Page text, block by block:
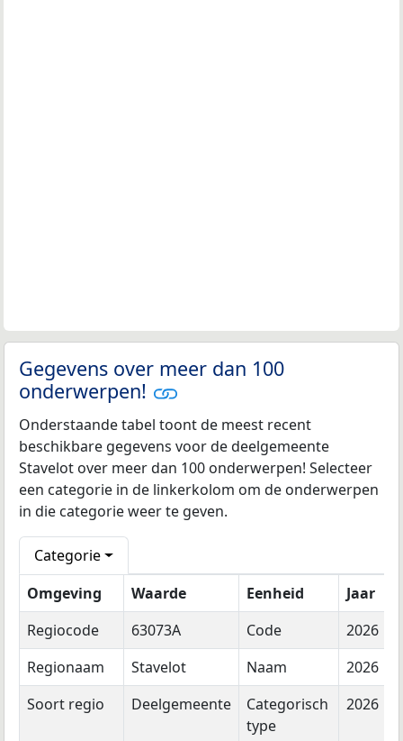
Gegevens over meer dan 100
onderwerpen!
Onderstaande tabel toont de meest recent
beschikbare gegevens voor de deelgemeente
Stavelot over meer dan 100 onderwerpen! Selecteer
een categorie in de linkerkolom om de onderwerpen
in die categorie weer te geven.
Categorie
Omgeving
Waarde Eenheid
Jaar
Regiocode
63073A Code
2026
Regionaam
Stavelot Naam
2026
Soort regio
Deelgemeente
Categorisch
type
2026